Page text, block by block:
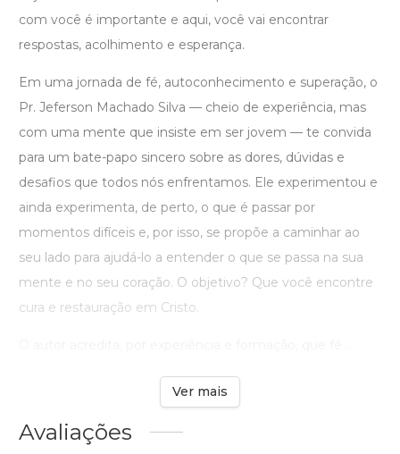
com você é importante e aqui, você vai encontrar
respostas, acolhimento e esperança.
Em uma jornada de fé, autoconhecimento e superação, o
Pr. Jeferson Machado Silva — cheio de experiência, mas
com uma mente que insiste em ser jovem — te convida
para um bate-papo sincero sobre as dores, dúvidas e
desafios que todos nós enfrentamos. Ele experimentou e
ainda experimenta, de perto, o que é passar por
momentos difíceis e, por isso, se propõe a caminhar ao
seu lado para ajudá-lo a entender o que se passa na sua
mente e no seu coração. O objetivo? Que você encontre
cura e restauração em Cristo.
Ver mais
Avaliações